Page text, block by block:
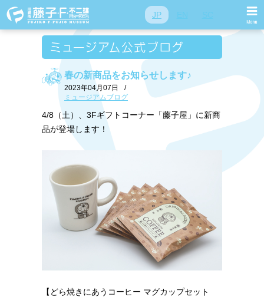
JP
春の新商品をお知らせします♪
2023年04月07日
/
ミュージアムブログ
4/8（土）、3Fギフトコーナー「藤子屋」に新商
品が登場します！
【どら焼きにあうコーヒー マグカップセット